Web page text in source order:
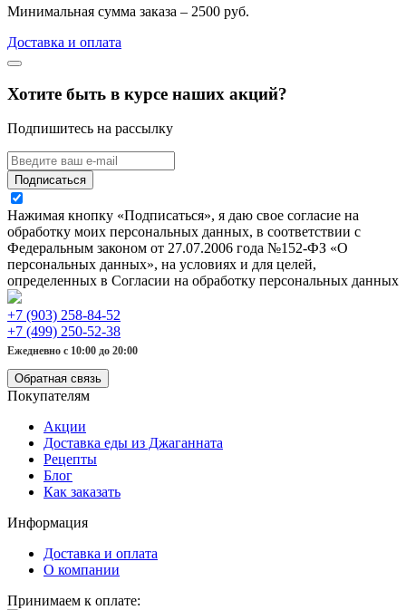
Минимальная сумма заказа – 2500 руб.
Доставка и оплата
Хотите быть в курсе наших акций?
Подпишитесь на рассылку
Подписаться
Нажимая кнопку «Подписаться», я даю свое согласие на
обработку моих персональных данных, в соответствии с
Федеральным законом от 27.07.2006 года №152-ФЗ «О
персональных данных», на условиях и для целей,
определенных в Согласии на обработку персональных данных
+7 (903) 258-84-52
+7 (499) 250-52-38
Ежедневно с 10:00 до 20:00
Обратная связь
Покупателям
Акции
Доставка еды из Джаганната
Рецепты
Блог
Как заказать
Информация
Доставка и оплата
О компании
Принимаем к оплате: